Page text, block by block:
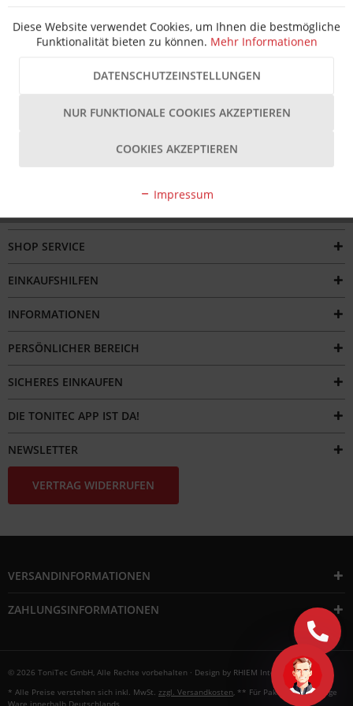
Beschreibung
Ausführung Classic Black ist eine hochwertige...
Bewertungen
SHOP SERVICE
EINKAUFSHILFEN
INFORMATIONEN
PERSÖNLICHER BEREICH
SICHERES EINKAUFEN
DIE TONITEC APP IST DA!
NEWSLETTER
VERTRAG WIDERRUFEN
VERSANDINFORMATIONEN
ZAHLUNGSINFORMATIONEN
© 2026 ToniTec GmbH, Alle Rechte vorbehalten · Design by RHIEM Intermedia
* Alle Preise verstehen sich inkl. MwSt. zzgl. Versandkosten, ** Für Paketversandfähige
Ware innerhalb Deutschlands
Diese Website verwendet Cookies, um Ihnen die bestmögliche
Funktionalität bieten zu können. Mehr Informationen
DATENSCHUTZEINSTELLUNGEN
NUR FUNKTIONALE COOKIES AKZEPTIEREN
COOKIES AKZEPTIEREN
Impressum